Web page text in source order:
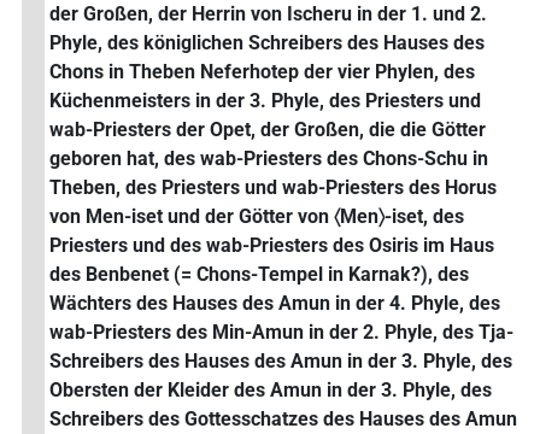
der Großen, der Herrin von Ischeru in der 1. und 2.
Phyle, des königlichen Schreibers des Hauses des
Chons in Theben Neferhotep der vier Phylen, des
Küchenmeisters in der 3. Phyle, des Priesters und
wab-Priesters der Opet, der Großen, die die Götter
geboren hat, des wab-Priesters des Chons-Schu in
Theben, des Priesters und wab-Priesters des Horus
von Men-iset und der Götter von 〈Men〉-iset, des
Priesters und des wab-Priesters des Osiris im Haus
des Benbenet (= Chons-Tempel in Karnak?), des
Wächters des Hauses des Amun in der 4. Phyle, des
wab-Priesters des Min-Amun in der 2. Phyle, des Tja-
Schreibers des Hauses des Amun in der 3. Phyle, des
Obersten der Kleider des Amun in der 3. Phyle, des
Schreibers des Gottesschatzes des Hauses des Amun